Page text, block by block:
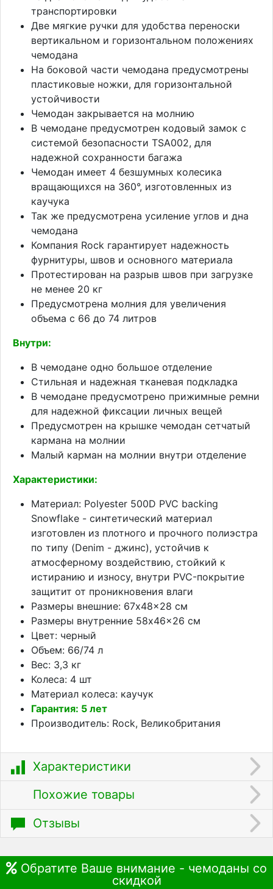
транспортировки
Две мягкие ручки для удобства переноски
вертикальном и горизонтальном положениях
чемодана
На боковой части чемодана предусмотрены
пластиковые ножки, для горизонтальной
устойчивости
Чемодан закрывается на молнию
В чемодане предусмотрен кодовый замок с
системой безопасности TSA002, для
надежной сохранности багажа
Чемодан имеет 4 безшумных колесика
вращающихся на 360°, изготовленных из
каучука
Так же предусмотрена усиление углов и дна
чемодана
Компания Rock гарантирует надежность
фурнитуры, швов и основного материала
Протестирован на разрыв швов при загрузке
не менее 20 кг
Предусмотрена молния для увеличения
объема с 66 до 74 литров
Внутри:
В чемодане одно большое отделение
Стильная и надежная тканевая подкладка
В чемодане предусмотрено прижимные ремни
для надежной фиксации личных вещей
Предусмотрен на крышке чемодан сетчатый
кармана на молнии
Малый карман на молнии внутри отделение
Характеристики:
Материал: Polyester 500D PVC backing
Snowflake - синтетический материал
изготовлен из плотного и прочного полиэстра
по типу (Denim - джинс), устойчив к
атмосферному воздействию, стойкий к
истиранию и износу, внутри PVC-покрытие
защитит от проникновения влаги
Размеры внешние: 67x48x28 см
Размеры внутренние 58x46x26 см
Цвет: черный
Объем: 66/74 л
Вес: 3,3 кг
Колеса: 4 шт
Материал колеса: каучук
Гарантия: 5 лет
Производитель: Rock, Великобритания
Характеристики
Похожие товары
Отзывы
Обратите Ваше внимание - чемоданы со
скидкой